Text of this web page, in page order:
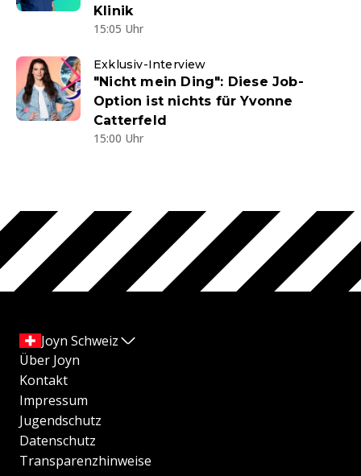
Klinik
15:05 Uhr
Exklusiv-Interview
"Nicht mein Ding": Diese Job-
Option ist nichts für Yvonne
Catterfeld
15:00 Uhr
Joyn Schweiz
Über Joyn
Kontakt
Impressum
Jugendschutz
Datenschutz
Transparenzhinweise